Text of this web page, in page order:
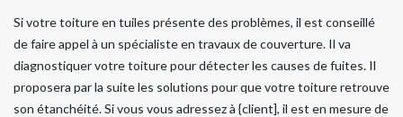
Si votre toiture en tuiles présente des problèmes, il est conseillé
de faire appel à un spécialiste en travaux de couverture. Il va
diagnostiquer votre toiture pour détecter les causes de fuites. Il
proposera par la suite les solutions pour que votre toiture retrouve
son étanchéité. Si vous vous adressez à {client], il est en mesure de